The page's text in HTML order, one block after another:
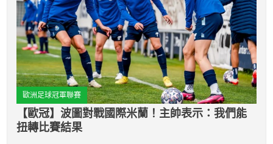
歐洲足球冠軍聯賽
【歐冠】波圖對戰國際米蘭！主帥表示：我們能
扭轉比賽結果